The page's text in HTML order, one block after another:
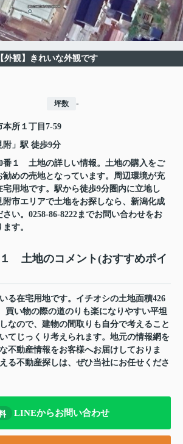
【外観】きれいな外観です
坪数 -
本所 １丁目7-59
附 」駅 徒歩9分
番１ 土地の詳しい情報。土地の購入をご
勧めの売地となっています。周辺環境が充
宅用地です。駅から徒歩9分圏内に立地し
附市エリアで土地をお探しなら、新潟化成
さい。0258-86-8222までお問い合わせをお
す。
土地のコメント(おすすめポイ
る在宅用地です。イチオシの土地面積426
買い物の際の道のりも楽になりやすい平坦
なので、建物の間取りも自分で考えること
てじっくり考えられます。地元の情報網を
不動産情報をお客様へお届けしておりま
る不動産探しは、ぜひ当社にお任せくださ
LINEからお問い合わせ